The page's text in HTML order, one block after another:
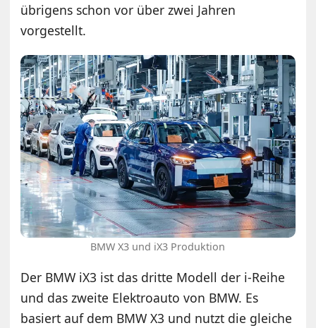
übrigens schon vor über zwei Jahren
vorgestellt.
BMW X3 und iX3 Produktion
Der BMW iX3 ist das dritte Modell der i-Reihe
und das zweite Elektroauto von BMW. Es
basiert auf dem BMW X3 und nutzt die gleiche